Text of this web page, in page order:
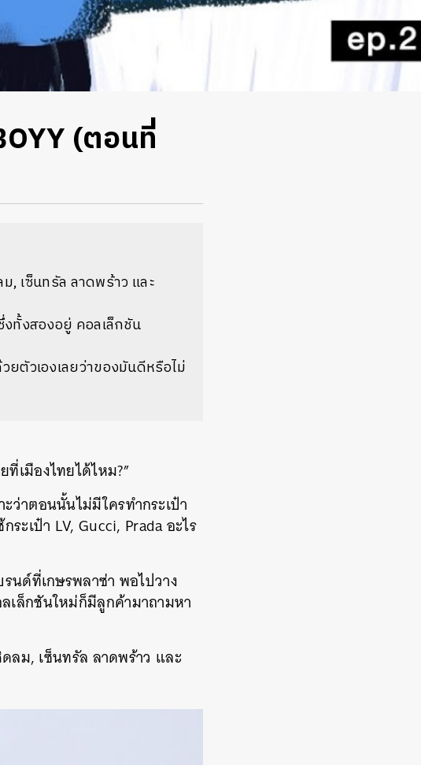
(ตอนที่
, เซ็นทรัล ลาดพร้าว และ
ทั้งสองอยู่ คอลเล็กชัน
ยตัวเองเลยว่าของมันดีหรือไม่
เมืองไทยได้ไหม?”
ว่าตอนนั้นไม่มีใครทำกระเป๋า
เป๋า LV, Gucci, Prada อะไร
นด์ที่เกษรพลาซ่า พอไปวาง
ล็กชันใหม่ก็มีลูกค้ามาถามหา
ลม, เซ็นทรัล ลาดพร้าว และ